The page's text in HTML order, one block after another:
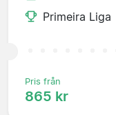
Primeira Liga
Pris från
865 kr